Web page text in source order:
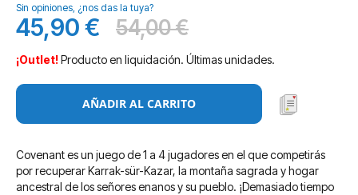
galería
de
imágenes
Sin opiniones, ¿nos das la tuya?
Precio
especial
45,90 € Antes
54,00 €
¡Outlet!Producto en liquidación. Últimas unidades.
AÑADIR AL CARRITO
Covenant es un juego de 1 a 4 jugadores en el que competirás
por recuperar Karrak-sür-Kazar, la montaña sagrada y hogar
ancestral de los señores enanos y su pueblo. ¡Demasiado tiempo